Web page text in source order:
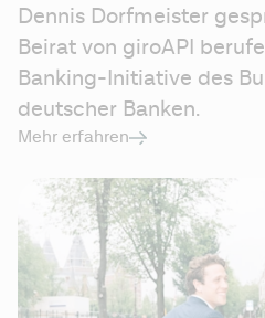
Dennis Dorfmeister
Beirat von giroAPI
Banking-Initiative des
deutscher Banken.
Mehr erfahren